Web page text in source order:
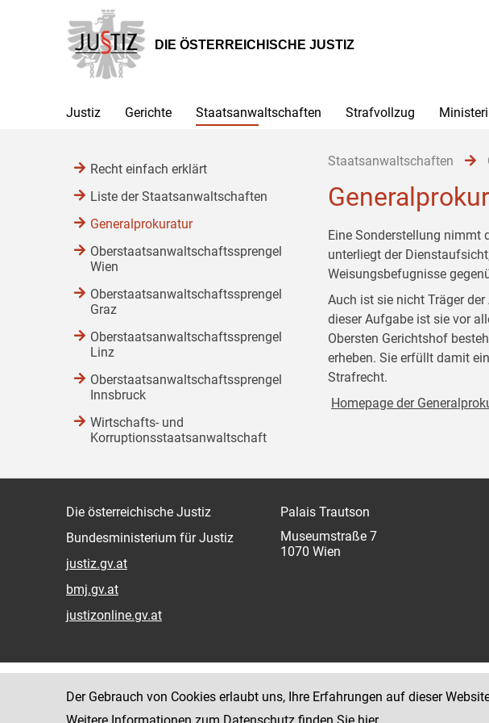
Hauptnavigation
[1]
Inhalt
[2]
Untermenü
[3]
DIE ÖSTERREICHISCHE JUSTIZ
Justiz Gerichte Staatsanwaltschaften Strafvollzug
Staatsanwaltschaften
Eine Sonderstellung nimmt
unterliegt der
Weisungsbefugnisse
Auch ist sie nicht Träger
dieser Aufgabe ist sie vor
Obersten Gerichtshof
erheben. Sie erfüllt damit
Strafrecht.
Homepage der
Recht einfach erklärt
Liste der Staatsanwaltschaften
Generalprokuratur
Oberstaatsanwaltschaftssprengel
Wien
Oberstaatsanwaltschaftssprengel
Graz
Oberstaatsanwaltschaftssprengel
Linz
Oberstaatsanwaltschaftssprengel
Innsbruck
Wirtschafts- und
Korruptionsstaatsanwaltschaft
Die österreichische Justiz
Bundesministerium für Justiz
justiz.gv.at
bmj.gv.at
justizonline.gv.at
Palais Trautson
Museumstraße 7
1070 Wien
Der Gebrauch von Cookies erlaubt uns, Ihre Erfahrungen auf dieser